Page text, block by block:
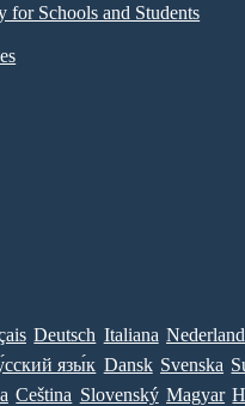
for Schools and Students
Deutsch Italiana
язы́к Dansk Svenska
Ceština Slovenský Magyar